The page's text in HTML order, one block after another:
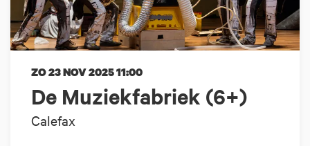
De Muziekfabriek (6+)
Calefax
ZO 23 NOV 202511:00